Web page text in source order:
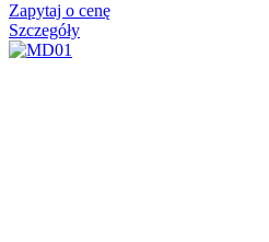
Zapytaj o cenę
Szczegóły